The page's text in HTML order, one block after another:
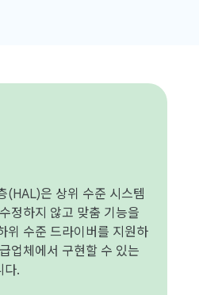
(HAL)은 상위 수준 시스템
정하지 않고 맞춤 기능을
위 수준 드라이버를 지원하
업체에서 구현할 수 있는
다.